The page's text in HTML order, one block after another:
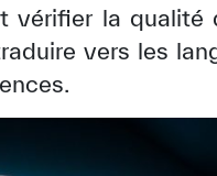
vérifier la
vers les